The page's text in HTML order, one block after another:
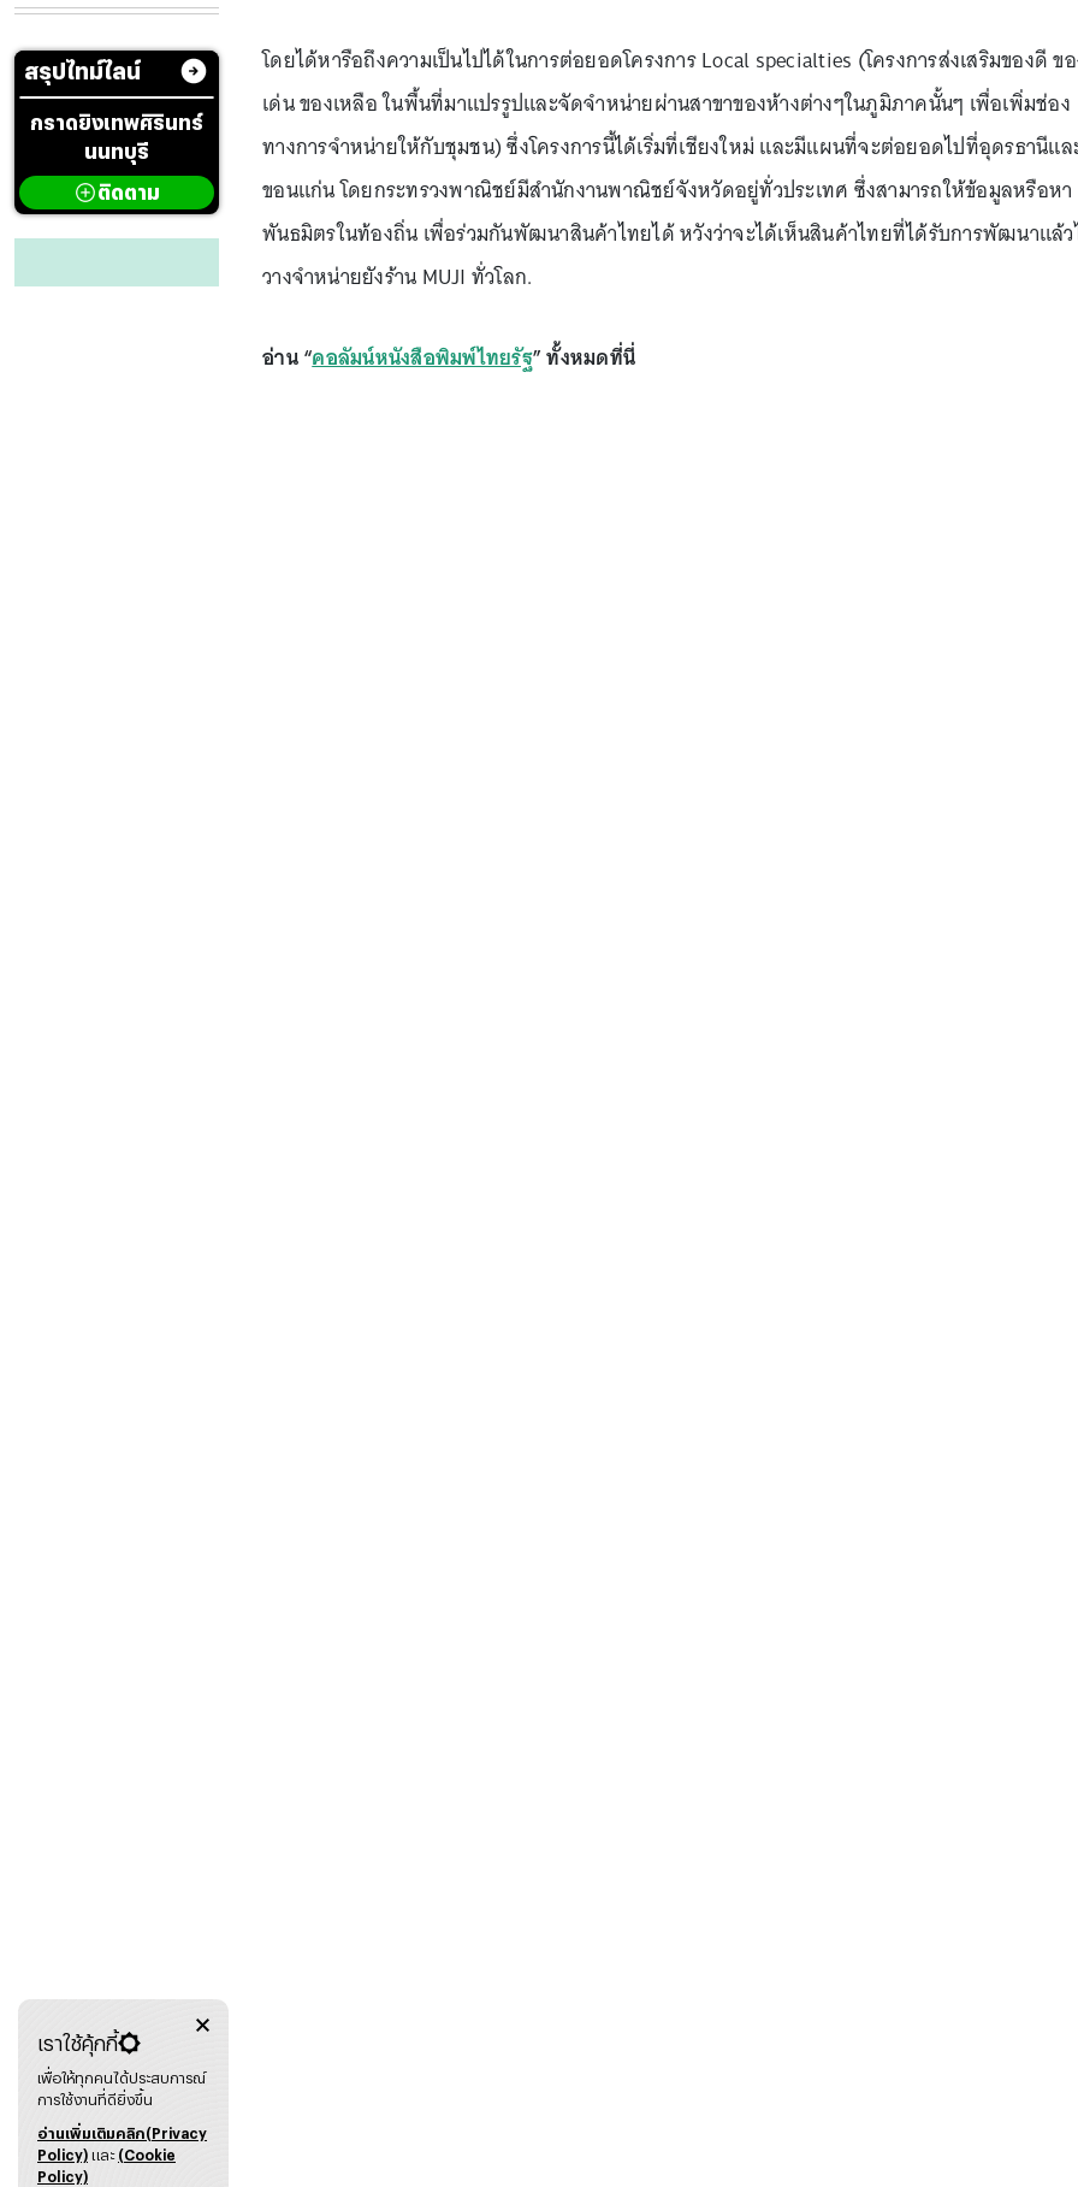
สรุปไทม์ไลน์
กราดยิงเทพศิรินทร์
นนทบุรี
ติดตาม
โดยได้หารือถึงความเป็นไปได้ในการต่อยอดโครงการ Local specialties (โครงการส่งเสริมของดี ข
เด่น ของเหลือ ในพื้นที่มาแปรรูปและจัดจำหน่ายผ่านสาขาของห้างต่างๆในภูมิภาคนั้นๆ เพื่อเพิ่มช่อง
ทางการจำหน่ายให้กับชุมชน) ซึ่งโครงการนี้ได้เริ่มที่เชียงใหม่ และมีแผนที่จะต่อยอดไปที่อุดรธานีแล
ขอนแก่น โดยกระทรวงพาณิชย์มีสำนักงานพาณิชย์จังหวัดอยู่ทั่วประเทศ ซึ่งสามารถให้ข้อมูลหรือหา
พันธมิตรในท้องถิ่น เพื่อร่วมกันพัฒนาสินค้าไทยได้ หวังว่าจะได้เห็นสินค้าไทยที่ได้รับการพัฒนาแล้ว
วางจำหน่ายยังร้าน MUJI ทั่วโลก.
อ่าน “คอลัมน์หนังสือพิมพ์ไทยรัฐ” ทั้งหมดที่นี่
เราใช้คุ้กกี้
เพื่อให้ทุกคนได้ประสบการณ์
การใช้งานที่ดียิ่งขึ้น
อ่านเพิ่มเติมคลิก(Privacy
Policy) และ (Cookie
Policy)